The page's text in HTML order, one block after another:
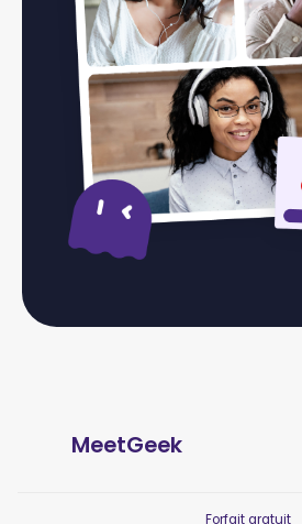
MeetGeek
Forfait gratuit